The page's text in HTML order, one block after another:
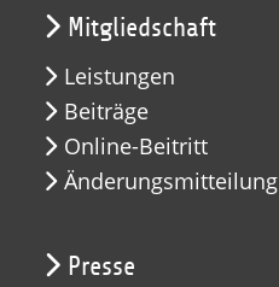
Mitgliedschaft
Leistungen
Beiträge
Online-Beitritt
Änderungsmitteilung
Presse